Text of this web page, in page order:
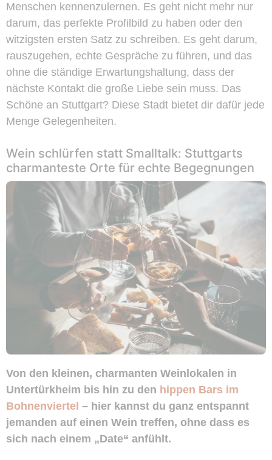
Menschen kennenzulernen. Es geht nicht mehr nur
darum, das perfekte Profilbild zu haben oder den
witzigsten ersten Satz zu schreiben. Es geht darum,
rauszugehen, echte Gespräche zu führen, und das
ohne die ständige Erwartungshaltung, dass der
nächste Kontakt die große Liebe sein muss. Das
Schöne an Stuttgart? Diese Stadt bietet dir dafür jede
Menge Gelegenheiten.
Wein schlürfen statt Smalltalk: Stuttgarts
charmanteste Orte für echte Begegnungen
Von den kleinen, charmanten Weinlokalen in
Untertürkheim bis hin zu den hippen Bars im
Bohnenviertel – hier kannst du ganz entspannt
jemanden auf einen Wein treffen, ohne dass es
sich nach einem „Date“ anfühlt.